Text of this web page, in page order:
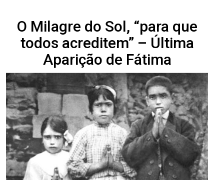
O Milagre do Sol, “para que
todos acreditem” – Última
Aparição de Fátima